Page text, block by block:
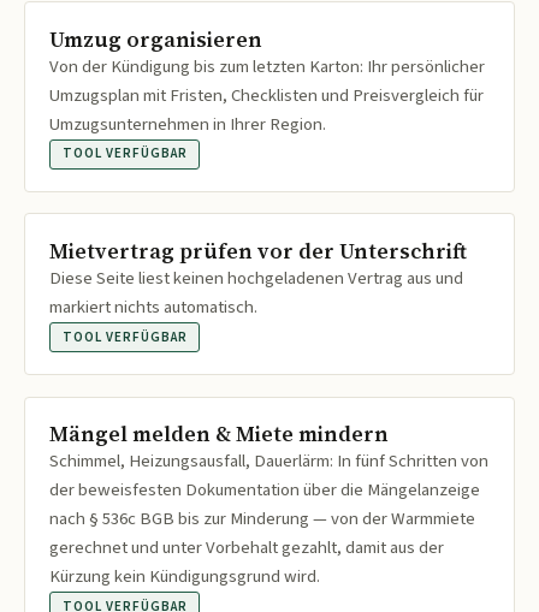
Umzug organisieren
Von der Kündigung bis zum letzten Karton: Ihr persönlicher
Umzugsplan mit Fristen, Checklisten und Preisvergleich für
Umzugsunternehmen in Ihrer Region.
TOOL VERFÜGBAR
Mietvertrag prüfen vor der Unterschrift
Diese Seite liest keinen hochgeladenen Vertrag aus und
markiert nichts automatisch.
TOOL VERFÜGBAR
Mängel melden & Miete mindern
Schimmel, Heizungsausfall, Dauerlärm: In fünf Schritten von
der beweisfesten Dokumentation über die Mängelanzeige
nach § 536c BGB bis zur Minderung — von der Warmmiete
gerechnet und unter Vorbehalt gezahlt, damit aus der
Kürzung kein Kündigungsgrund wird.
TOOL VERFÜGBAR